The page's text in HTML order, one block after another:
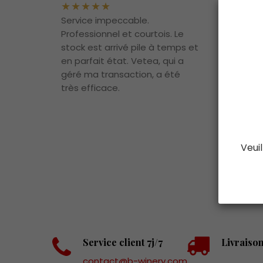
Service impeccable.
Professionnel et courtois. Le
stock est arrivé pile à temps et
en parfait état. Vetea, qui a
géré ma transaction, a été
très efficace.
Service client 7j/7